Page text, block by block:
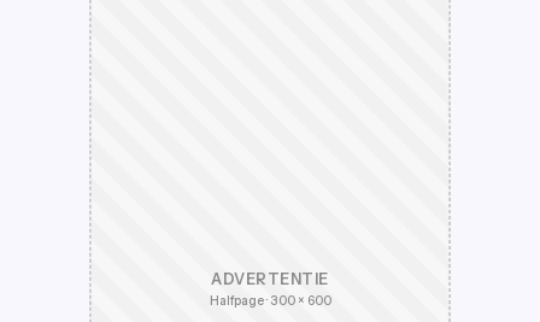
ADVERTENTIE
Halfpage · 300 × 600